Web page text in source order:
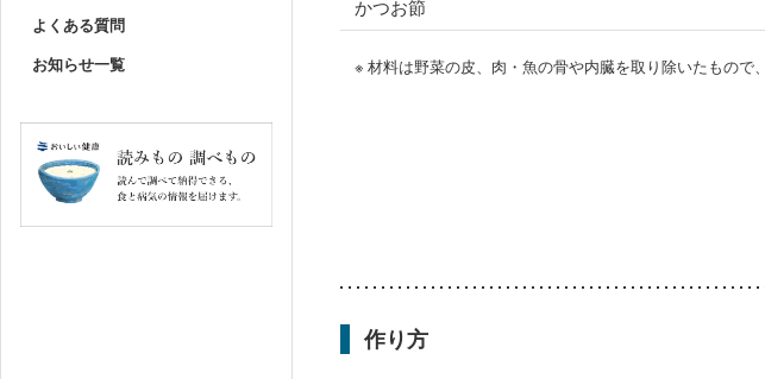
よくある質問
お知らせ一覧
かつお節
※ 材料は野菜の皮、肉・魚の骨や内臓を取り除いたもので
作り方